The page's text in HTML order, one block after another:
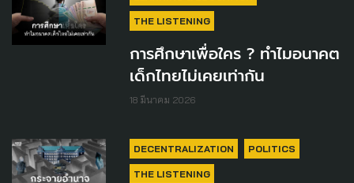
THE LISTENING
การศึกษาเพื่อใคร ? ทำไมอนาคต
เด็กไทยไม่เคยเท่ากัน
18 มีนาคม 2026
DECENTRALIZATION POLITICS
THE LISTENING